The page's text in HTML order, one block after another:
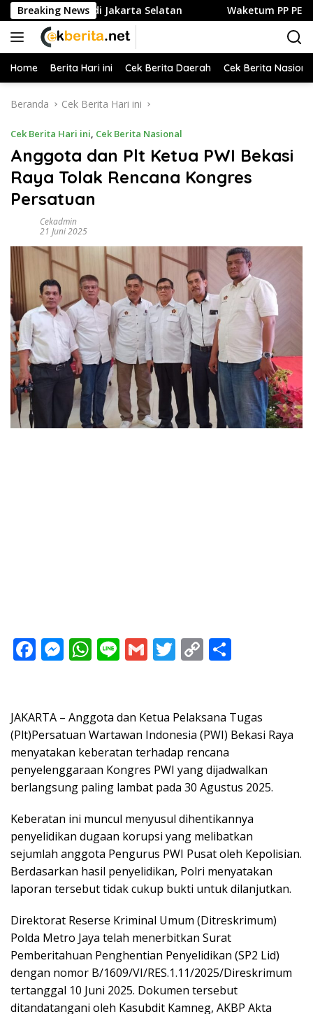
Langsung
ke
konten
Breaking News
Kuliner di Jakarta Selatan Waketum PP PELTI ,H.
Home Berita Hari ini Cek Berita Daerah Cek Berita
Beranda Cek Berita Hari ini
Cek Berita Hari ini, Cek Berita Nasional
Anggota dan Plt Ketua PWI Bekasi
Raya Tolak Rencana Kongres
Persatuan
Cekadmin
21 Juni 2025
F
b
o
o
k
M
e
n
g
er
W
s
A
p
p
Li G
l
T
er
C
y
Li
n
k
e
JAKARTA – Anggota dan Ketua Pelaksana Tugas
(Plt)Persatuan Wartawan Indonesia (PWI) Bekasi Raya
menyatakan keberatan terhadap rencana
penyelenggaraan Kongres PWI yang dijadwalkan
berlangsung paling lambat pada 30 Agustus 2025.
Keberatan ini muncul menyusul dihentikannya
penyelidikan dugaan korupsi yang melibatkan
sejumlah anggota Pengurus PWI Pusat oleh Kepolisian.
Berdasarkan hasil penyelidikan, Polri menyatakan
laporan tersebut tidak cukup bukti untuk dilanjutkan.
Direktorat Reserse Kriminal Umum (Ditreskrimum)
Polda Metro Jaya telah menerbitkan Surat
Pemberitahuan Penghentian Penyelidikan (SP2 Lid)
dengan nomor B/1609/VI/RES.1.11/2025/Direskrimum
tertanggal 10 Juni 2025. Dokumen tersebut
ditandatangani oleh Kasubdit Kamneg, AKBP Akta